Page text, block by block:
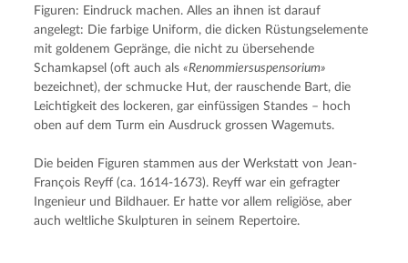
Figuren: Eindruck machen. Alles an ihnen ist darauf
angelegt: Die farbige Uniform, die dicken Rüstungselemente
mit goldenem Gepränge, die nicht zu übersehende
Schamkapsel (oft auch als «Renommiersuspensorium»
bezeichnet), der schmucke Hut, der rauschende Bart, die
Leichtigkeit des lockeren, gar einfüssigen Standes – hoch
oben auf dem Turm ein Ausdruck grossen Wagemuts.
Die beiden Figuren stammen aus der Werkstatt von Jean-
François Reyff (ca. 1614-1673). Reyff war ein gefragter
Ingenieur und Bildhauer. Er hatte vor allem religiöse, aber
auch weltliche Skulpturen in seinem Repertoire.